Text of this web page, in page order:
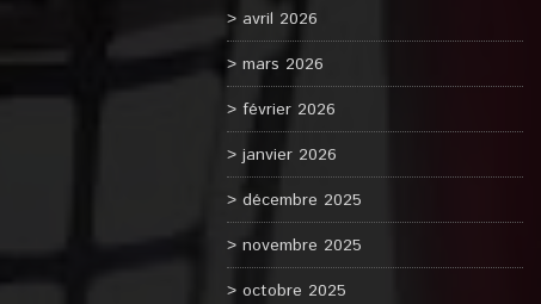
avril 2026
mars 2026
février 2026
janvier 2026
décembre 2025
novembre 2025
octobre 2025